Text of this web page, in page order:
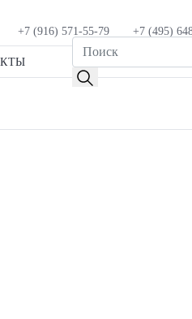
+7 (916) 571-55-79 +7 (495)